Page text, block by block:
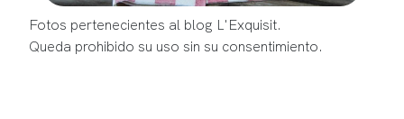
Fotos pertenecientes al blog L'Exquisit.
Queda prohibido su uso sin su consentimiento.